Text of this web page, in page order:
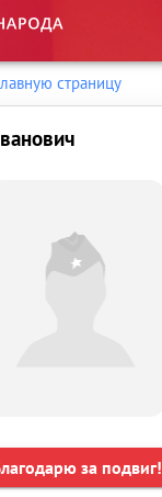
страницу
за подвиг!